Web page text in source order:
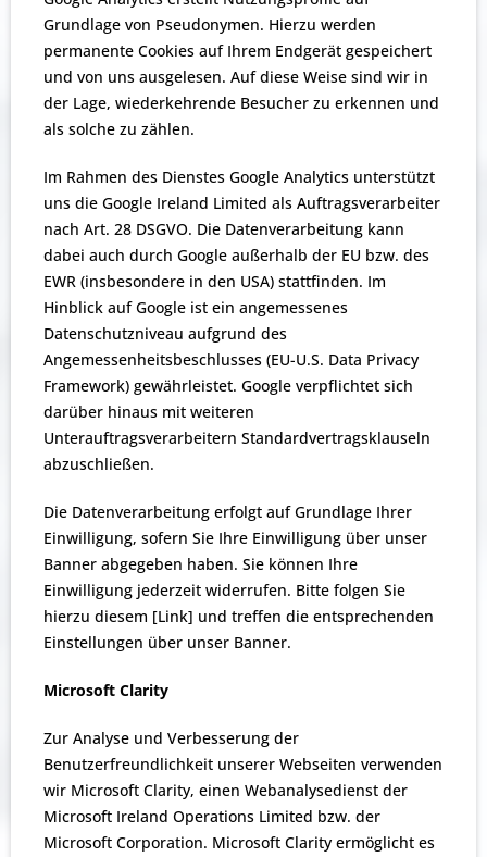
Grundlage von Pseudonymen. Hierzu werden
permanente Cookies auf Ihrem Endgerät gespeichert
und von uns ausgelesen. Auf diese Weise sind wir in
der Lage, wiederkehrende Besucher zu erkennen und
als solche zu zählen.
Im Rahmen des Dienstes Google Analytics unterstützt
uns die Google Ireland Limited als Auftragsverarbeiter
nach Art. 28 DSGVO. Die Datenverarbeitung kann
dabei auch durch Google außerhalb der EU bzw. des
EWR (insbesondere in den USA) stattfinden. Im
Hinblick auf Google ist ein angemessenes
Datenschutzniveau aufgrund des
Angemessenheitsbeschlusses (EU-U.S. Data Privacy
Framework) gewährleistet. Google verpflichtet sich
darüber hinaus mit weiteren
Unterauftragsverarbeitern Standardvertragsklauseln
abzuschließen.
Die Datenverarbeitung erfolgt auf Grundlage Ihrer
Einwilligung, sofern Sie Ihre Einwilligung über unser
Banner abgegeben haben. Sie können Ihre
Einwilligung jederzeit widerrufen. Bitte folgen Sie
hierzu diesem [Link] und treffen die entsprechenden
Einstellungen über unser Banner.
Microsoft Clarity
Zur Analyse und Verbesserung der
Benutzerfreundlichkeit unserer Webseiten verwenden
wir Microsoft Clarity, einen Webanalysedienst der
Microsoft Ireland Operations Limited bzw. der
Microsoft Corporation. Microsoft Clarity ermöglicht es